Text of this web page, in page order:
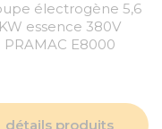
électrogène 5,6
KW essence 380V
PRAMAC E8000
détails produits